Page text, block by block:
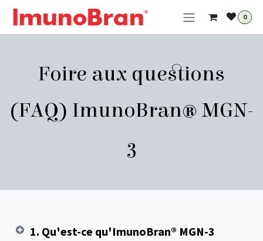
Se rendre au contenu
0
Foire aux questions
(FAQ) ImunoBran® MGN-
3
1. Qu'est-ce qu'ImunoBran® MGN-3